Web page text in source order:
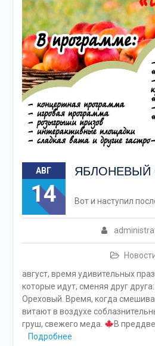
АВГ
14
ЯБЛОНЕВЫЙ
Вот и наступил
август, время удивительных
которые идут, сменяя друг
Ореховый. Время, когда
витают в воздухе
груш, свежего меда.
В
Подробнее